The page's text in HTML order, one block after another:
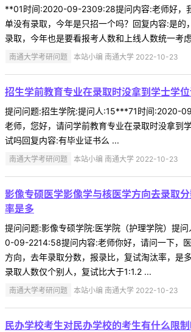
**01时间:2020-09-2309:28提问内容:老师好，
单没有录取，今年是只招一个吗？回复内容:是的
录取，今年也是要看报考人数和上线人数统一考
南通大学考研问题 本站小编 南通大学 2022-10-23
招生学前教育专业在录取时没拿到学士学
提问问题:招生学院:提问人:15***71时间:2020-
老师，您好，请问学前教育专业在录取时没拿到
试吗回复内容:有毕业证书么 ...
南通大学考研问题 本站小编 南通大学 2022-10-23
影像专硕医学影像学与核医学方向去录取
率是多
提问问题:影像专硕学院:医学院（护理学院）提
0-09-2214:58提问内容:老师你好，请问一下，
方向，去年录取分数，报录比，复试淘汰率，是
录取人数仅个别人，复试比大于1:1.2 ...
南通大学考研问题 本站小编 南通大学 2022-10-23
民办学校考生对民办学校的考生有什么限